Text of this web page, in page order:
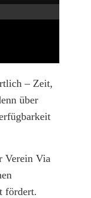
– Zeit,
über
Verein Via
fördert.